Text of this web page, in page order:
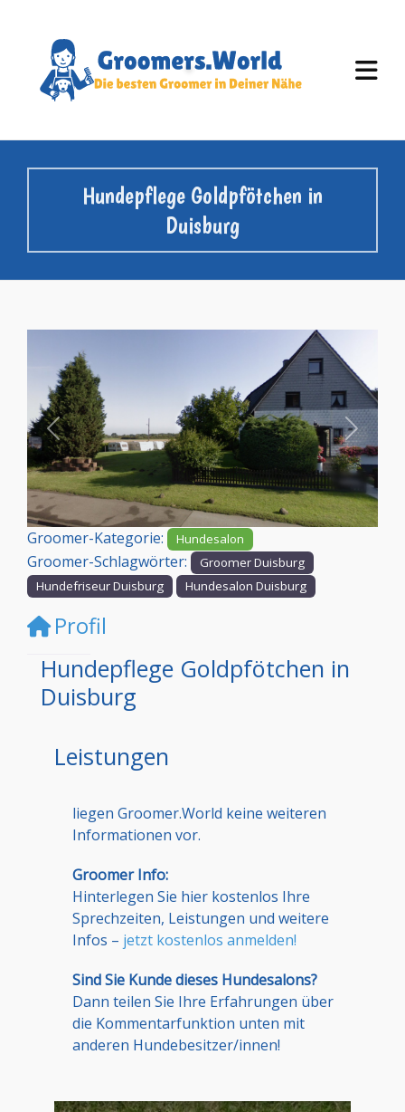
Hundepflege Goldpfötchen in
Duisburg
Vorheriges
Groomer-Kategorie: Hundesalon
Groomer-Schlagwörter:
Groomer Duisburg
Hundefriseur Duisburg
Hundesalon Duisburg
Profil
Hundepflege Goldpfötchen in
Duisburg
Leistungen
liegen Groomer.World keine weiteren
Informationen vor.
Groomer Info:
Hinterlegen Sie hier kostenlos Ihre
Sprechzeiten, Leistungen und weitere
Infos – jetzt kostenlos anmelden!
Sind Sie Kunde dieses Hundesalons?
Dann teilen Sie Ihre Erfahrungen über
die Kommentarfunktion unten mit
anderen Hundebesitzer/innen!